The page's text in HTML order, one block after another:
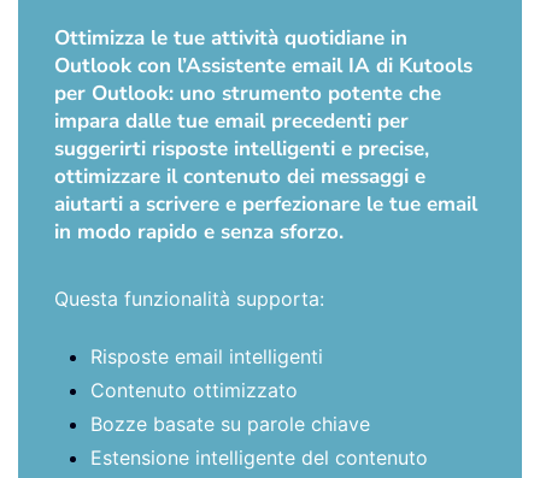
Ottimizza le tue attività quotidiane in
Outlook con l’Assistente email IA di Kutools
per Outlook: uno strumento potente che
impara dalle tue email precedenti per
suggerirti risposte intelligenti e precise,
ottimizzare il contenuto dei messaggi e
aiutarti a scrivere e perfezionare le tue email
in modo rapido e senza sforzo.
Questa funzionalità supporta:
Risposte email intelligenti
Contenuto ottimizzato
Bozze basate su parole chiave
Estensione intelligente del contenuto